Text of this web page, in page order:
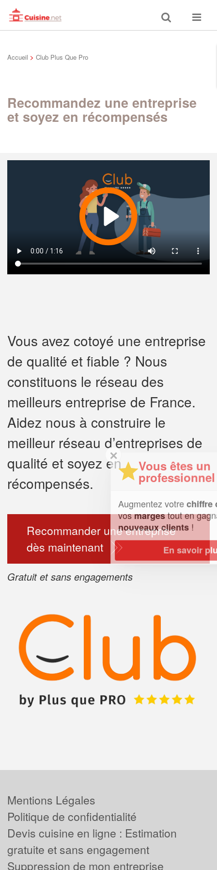
Toggle
search
Toggle
Accueil > Club Plus Que Pro
Recommandez une entreprise
et soyez en récompensés
Vous avez cotoyé une entreprise
de qualité et fiable ? Nous
constituons le réseau des
meilleurs entreprise de France.
Aidez nous à construire le
meilleur réseau d’entreprises de
qualité et soyez en
récompensés.
Recommander une entreprise
dès maintenant
Gratuit et sans engagements
Vous êtes un
professionnel ?
Augmentez votrechiffre d'affaireset
vosmargestout en gagnant de
nouveaux clients!
En savoir plus
Mentions Légales
Politique de confidentialité
Devis cuisine en ligne : Estimation
gratuite et sans engagement
Suppression de mon entreprise